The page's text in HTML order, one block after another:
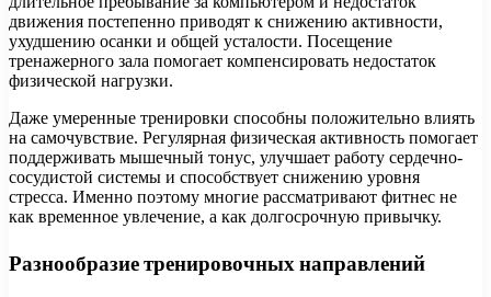
движения постепенно приводят к снижению активности,
ухудшению осанки и общей усталости. Посещение
тренажерного зала помогает компенсировать недостаток
физической нагрузки.
Даже умеренные тренировки способны положительно влиять
на самочувствие. Регулярная физическая активность помогает
поддерживать мышечный тонус, улучшает работу сердечно-
сосудистой системы и способствует снижению уровня
стресса. Именно поэтому многие рассматривают фитнес не
как временное увлечение, а как долгосрочную привычку.
Разнообразие тренировочных направлений